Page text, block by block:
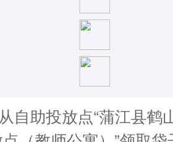
自助投放点“蒲江县鹤